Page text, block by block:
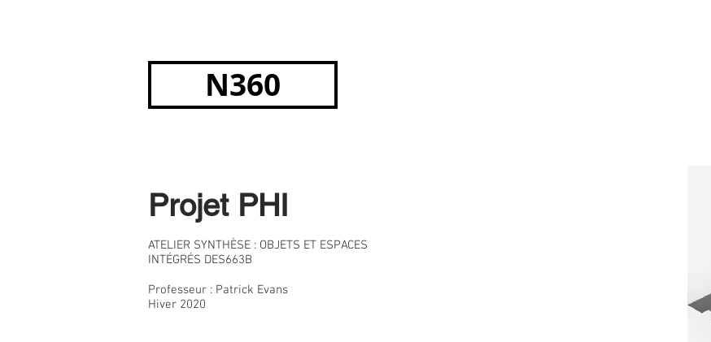
Projet PHI
ATELIER SYNTHÈSE : OBJETS ET ESPACES
INTÉGRÉS DES663B
Professeur : Patrick Evans
Hiver 2020
N360